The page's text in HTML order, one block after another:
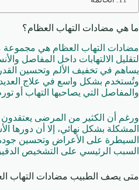
ما هي مضادات التهاب العظام؟
مضادات التهاب العظام هي مجموعة
لتقليل الالتهابات داخل المفاصل
يساهم في تخفيف الألم وتحسين
وتُستخدم بشكل واسع في علاج
والمفاصل التي يصاحبها التهاب أو
ورغم أن الكثير من المرضى يعتقدون
المشكلة بشكل نهائي، إلا أن دورها
السيطرة على الأعراض وتحسين جودة
السبب الرئيسي على التشخيص
متى يصف الطبيب مضادات التهاب